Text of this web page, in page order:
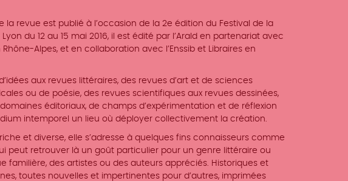
la revue est publié à l’occasion de la 2e édition du Festival de la
du 12 au 15 mai 2016, il est édité par l’Arald en partenariat avec
Rhône-Alpes, et en collaboration avec l’Enssib et Libraires en
aux revues littéraires, des revues d’art et de sciences
ou de poésie, des revues scientifiques aux revues dessinées,
éditoriaux, de champs d’expérimentation et de réflexion
intemporel un lieu où déployer collectivement la création.
et diverse, elle s’adresse à quelques fins connaisseurs comme
peut retrouver là un goût particulier pour un genre littéraire ou
familière, des artistes ou des auteurs appréciés. Historiques et
toutes nouvelles et impertinentes pour d’autres, imprimées